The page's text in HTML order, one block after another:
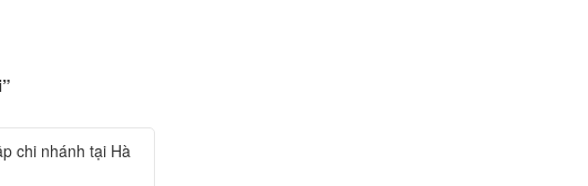
chi nhánh tại Hà